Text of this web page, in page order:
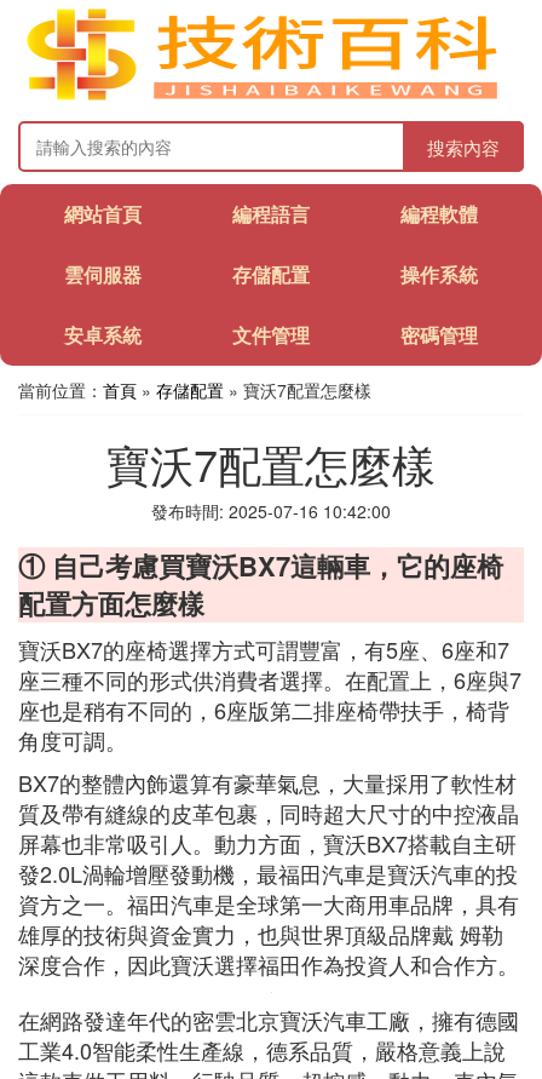
搜索內容
網站首頁 編程語言 編程軟體
雲伺服器 存儲配置 操作系統
安卓系統 文件管理 密碼管理
當前位置： 首頁 » 存儲配置 » 寶沃7配置怎麼樣
寶沃7配置怎麼樣
發布時間: 2025-07-16 10:42:00
① 自己考慮買寶沃BX7這輛車，它的座椅
配置方面怎麼樣
寶沃BX7的座椅選擇方式可謂豐富，有5座、6座和7
座三種不同的形式供消費者選擇。在配置上，6座與7
座也是稍有不同的，6座版第二排座椅帶扶手，椅背
角度可調。
BX7的整體內飾還算有豪華氣息，大量採用了軟性材
質及帶有縫線的皮革包裹，同時超大尺寸的中控液晶
屏幕也非常吸引人。動力方面，寶沃BX7搭載自主研
發2.0L渦輪增壓發動機，最福田汽車是寶沃汽車的投
資方之一。福田汽車是全球第一大商用車品牌，具有
雄厚的技術與資金實力，也與世界頂級品牌戴 姆勒
深度合作，因此寶沃選擇福田作為投資人和合作方。
在網路發達年代的密雲北京寶沃汽車工廠，擁有德國
工業4.0智能柔性生產線，德系品質，嚴格意義上說